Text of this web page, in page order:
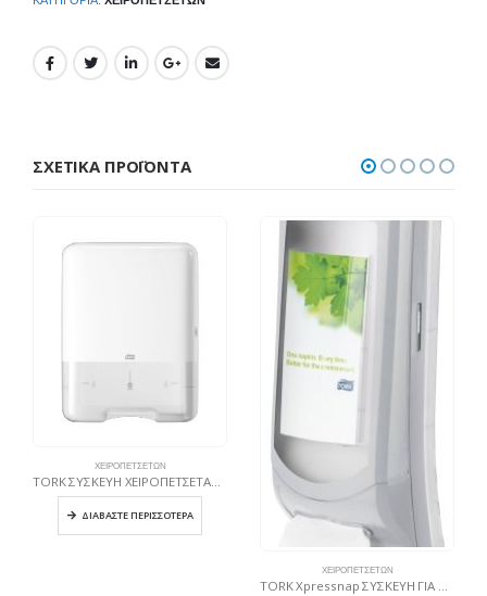
ΣΧΕΤΙΚΆ ΠΡΟΪΌΝΤΑ
ΧΕΙΡΟΠΕΤΣΈΤΩΝ
TORK ΣΥΣΚΕΥΗ ΧΕΙΡΟΠΕΤΣΕΤΑΣ Singlefold ΛΕΥΚΗ
ΔΙΑΒΆΣΤΕ ΠΕΡΙΣΣΌΤΕΡΑ
ΧΕΙΡΟΠΕΤΣΈΤΩΝ
TORK Xpressnap ΣΥΣΚΕΥΗ ΓΙΑ ΧΑΡΤΟΠΕΤΣΕΤΕΣ ΤΟΙΧΟΥ Ή ΠΑΓΚΟΥ ΓΚΡΙ